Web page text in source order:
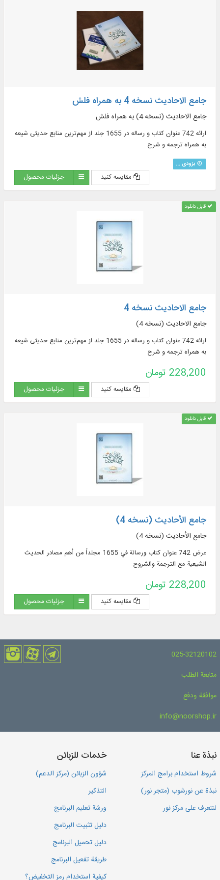
جامع الاحادیث نسخه 4 به همراه فلش
جامع الاحادیث (نسخه 4) به همراه فلش
ارائه 742 عنوان کتاب و رساله در 1655 جلد از مهم‌ترین منابع حدیثی شیعه
به همراه ترجمه و شرح
بزودی ...
مقایسه کنید جزئیات محصول
قابل دانلود
جامع الاحادیث نسخه 4
جامع الاحادیث (نسخه 4)
ارائه 742 عنوان کتاب و رساله در 1655 جلد از مهم‌ترین منابع حدیثی شیعه
به همراه ترجمه و شرح
228,200 تومان
مقایسه کنید جزئیات محصول
قابل دانلود
جامع الأحادیث (نسخه 4)
جامع الأحادیث (نسخه 4)
عرض 742 عنوان كتاب ورسالة في 1655 مجلداً من أهم مصادر الحديث
الشيعية مع الترجمة والشروح.
228,200 تومان
مقایسه کنید جزئیات محصول
025-32120102
متابعة الطلب
موافقة ودفع
info@noorshop.ir
نبذة عنا
شروط استخدام برامج المركز
نبذة عن نورشوب (متجر نور)
لنتعرف على مركز نور
خدمات للزبائن
شؤون الزبائن (مركز الدعم)
التذكير
ورشة تعليم البرنامج
دليل تثبيت البرنامج
دليل تحميل البرنامج
طريقة تفعيل البرنامج
كيفية استخدام رمز التخفيض؟